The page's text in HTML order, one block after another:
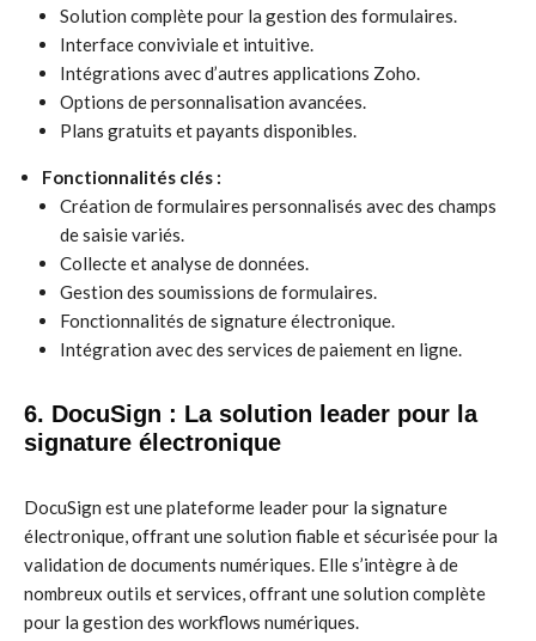
Solution complète pour la gestion des formulaires.
Interface conviviale et intuitive.
Intégrations avec d’autres applications Zoho.
Options de personnalisation avancées.
Plans gratuits et payants disponibles.
Fonctionnalités clés :
Création de formulaires personnalisés avec des champs
de saisie variés.
Collecte et analyse de données.
Gestion des soumissions de formulaires.
Fonctionnalités de signature électronique.
Intégration avec des services de paiement en ligne.
6. DocuSign : La solution leader pour la
signature électronique
DocuSign est une plateforme leader pour la signature
électronique, offrant une solution fiable et sécurisée pour la
validation de documents numériques. Elle s’intègre à de
nombreux outils et services, offrant une solution complète
pour la gestion des workflows numériques.